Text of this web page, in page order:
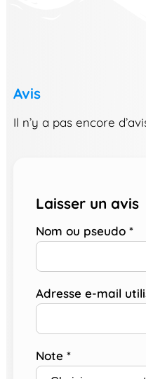
Avis
Il n’y a pas encore
Laisser un avis
Nom ou pseudo *
Adresse e-mail
Note *